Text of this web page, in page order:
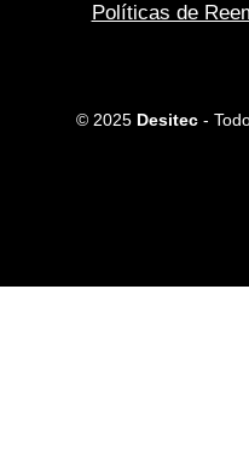
Políticas de
© 2025 Desitec-